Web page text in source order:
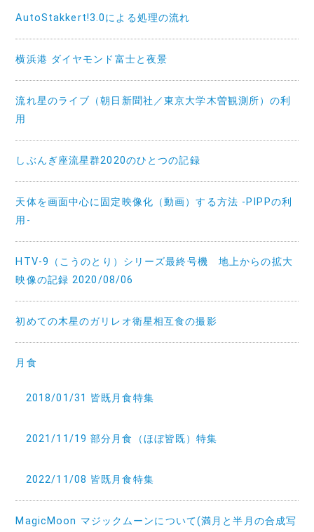
AutoStakkert!3.0による処理の流れ
横浜港 ダイヤモンド富士と夜景
流れ星のライブ（朝日新聞社／東京大学木曽観測所）の利
用
しぶんぎ座流星群2020のひとつの記録
天体を画面中心に固定映像化（動画）する方法 -PIPPの利
用-
HTV-9（こうのとり）シリーズ最終号機 地上からの拡大
映像の記録 2020/08/06
初めての木星のガリレオ衛星相互食の撮影
月食
2018/01/31 皆既月食特集
2021/11/19 部分月食（ほぼ皆既）特集
2022/11/08 皆既月食特集
MagicMoon マジックムーンについて(満月と半月の合成写